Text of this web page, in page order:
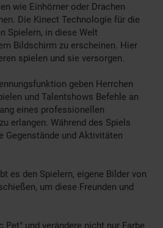
wie Einhörner oder Drachen
Die Kinect Technologie für die
Spielern, in diese Welt
Bildschirm zu erscheinen. Hier
spielen und sie versorgen.
geben Herrchen
und Talentshows Befehle an
eines professionellen
erlangen. Während des Spiels
Gegenstände und Aktivitäten
es den Spielern, eigene Bilder von
um diese Freunden und
Pet" und verändere nicht nur Farbe